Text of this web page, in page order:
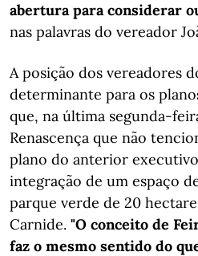
abertura para considerar
nas palavras do vereador
A posição dos vereadores
determinante para os
que, na última segunda-
Renascença que não
plano do anterior
integração de um espaço
parque verde de 20
Carnide. "O conceito de
faz o mesmo sentido do